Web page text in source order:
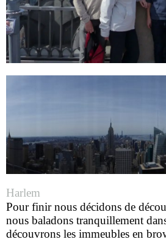
Harlem
Pour finir nous décidons de
nous baladons tranquillement
découvrons les immeubles en